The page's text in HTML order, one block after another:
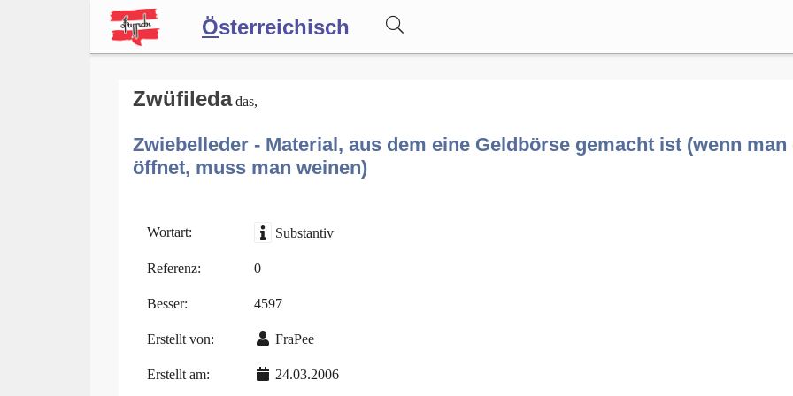
Österreichisch
Forum
Zwüfiledadas,
Zwiebelleder - Material, aus dem eine Geldbörse gemacht ist (wenn man
öffnet, muss man weinen)
Wortart: Substantiv
Referenz: 0
Besser: 4597
Erstellt von: FraPee
Erstellt am: 24.03.2006